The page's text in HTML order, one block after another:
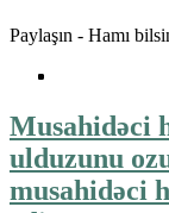
Paylaşın - Hamı
Musahidəci
ulduzunu
musahidəci